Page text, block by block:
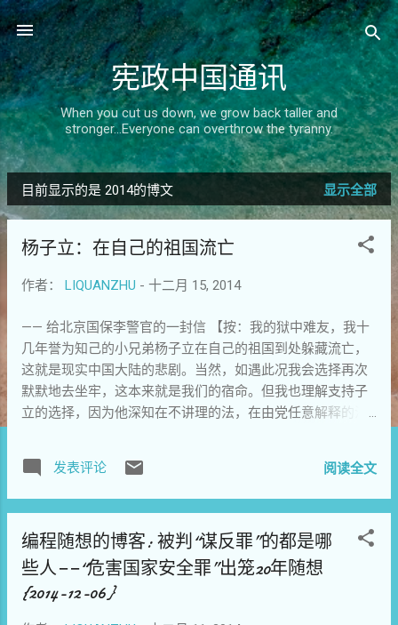
跳至主要内容
宪政中国通讯
When you cut us down, we grow back taller and
stronger...Everyone can overthrow the tyranny.
博
文
目前显示的是 2014的博文 显示全部
杨子立：在自己的祖国流亡
作者： LIQUANZHU - 十二月 15, 2014
—— 给北京国保李警官的一封信 【按：我的狱中难友，我十
几年誉为知己的小兄弟杨子立在自己的祖国到处躲藏流亡，
这就是现实中国大陆的悲剧。当然，如遇此况我会选择再次
默默地去坐牢，这本来就是我们的宿命。但我也理解支持子
立的选择，因为他深知在不讲理的法，在由党任意解释的法
知行这样一个稍有独立性的民间研究机构竞遭无产阶级专政
的镇压。温和的公民运动，和平支持香港学生的访民都如传
的镇压发出悲愤的抗议！让全世界都知道！北京查建国】 ---
------------------------ 李警官：你好！ 我是杨子立，是北京
传知行社会经济研究所的老员工，因为不方便用其他方式跟
你联系，所以用公开信的方式向你表明我的态度，希望你能
发表评论 阅读全文
编程随想的博客: 被判“谋反罪”的都是哪
些人——“危害国家安全罪”出笼20年随想
{2014-12-06}